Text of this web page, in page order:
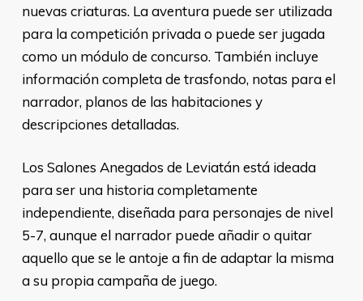
nuevas criaturas. La aventura puede ser utilizada
para la competición privada o puede ser jugada
como un módulo de concurso. También incluye
información completa de trasfondo, notas para el
narrador, planos de las habitaciones y
descripciones detalladas.
Los Salones Anegados de Leviatán está ideada
para ser una historia completamente
independiente, diseñada para personajes de nivel
5-7, aunque el narrador puede añadir o quitar
aquello que se le antoje a fin de adaptar la misma
a su propia campaña de juego.